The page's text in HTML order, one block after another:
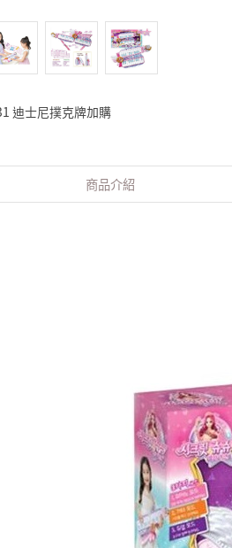
迪士尼撲克牌加購
商品介紹